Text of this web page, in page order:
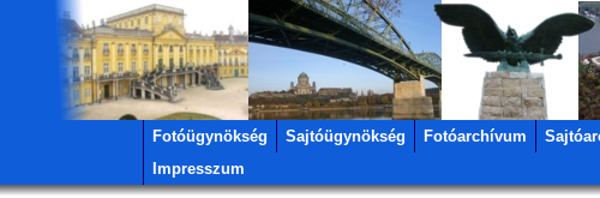
Fotóügynökség Sajtóügynökség Fotóarchívum
Impresszum